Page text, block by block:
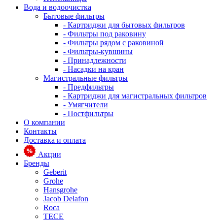
Вода и водоочистка
Бытовые фильтры
- Картриджи для бытовых фильтров
- Фильтры под раковину
- Фильтры рядом с раковиной
- Фильтры-кувшины
- Принадлежности
- Насадки на кран
Магистральные фильтры
- Предфильтры
- Картриджи для магистральных фильтров
- Умягчители
- Постфильтры
О компании
Контакты
Доставка и оплата
Акции
Бренды
Geberit
Grohe
Hansgrohe
Jacob Delafon
Roca
TECE